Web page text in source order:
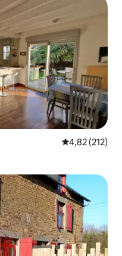
Gemiddelde
4,82 (212)